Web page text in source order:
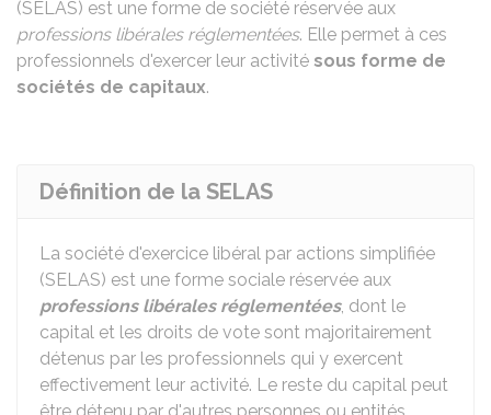
(SELAS) est une forme de société réservée aux
professions libérales réglementées. Elle permet à ces
professionnels d'exercer leur activité sous forme de
sociétés de capitaux.
Définition de la SELAS
La société d'exercice libéral par actions simplifiée
(SELAS) est une forme sociale réservée aux
professions libérales réglementées, dont le
capital et les droits de vote sont majoritairement
détenus par les professionnels qui y exercent
effectivement leur activité. Le reste du capital peut